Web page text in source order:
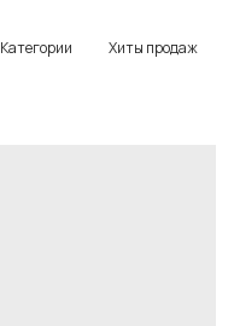
Категории Хиты продаж